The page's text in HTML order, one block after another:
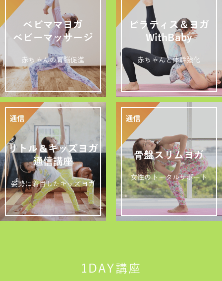
ベビママヨガ
ベビーマッサージ
赤ちゃんの育脳促進
ピラティス＆ヨガ
WithBaby
赤ちゃんと体幹強化
リトル＆キッズヨガ
通信講座
姿勢に着目したキッズヨガ
骨盤スリムヨガ
女性のトータルサポート
1DAY講座